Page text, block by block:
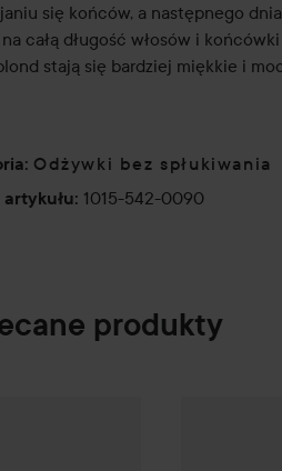
się końców, a następnego
całą długość włosów i
stają się bardziej miękkie i
: Odżywki bez spłukiwania
: 1015-542-0090
produkty